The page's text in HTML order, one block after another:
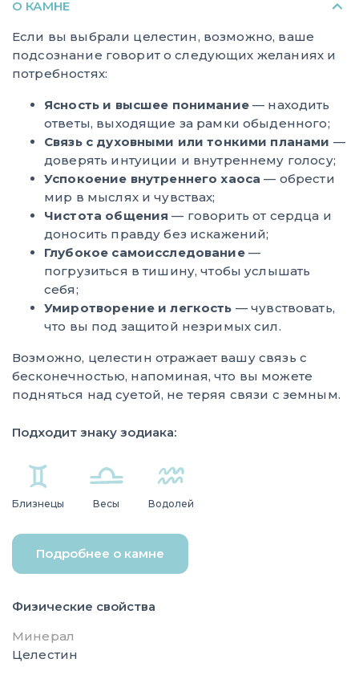
О КАМНЕ
Если вы выбрали целестин, возможно, ваше
подсознание говорит о следующих желаниях и
потребностях:
Ясность и высшее понимание— находить
ответы, выходящие за рамки обыденного;
Связь с духовными или тонкими планами —
доверять интуиции и внутреннему голосу;
Успокоение внутреннего хаоса — обрести
мир в мыслях и чувствах;
Чистота общения — говорить от сердца и
доносить правду без искажений;
Глубокое самоисследование—
погрузиться в тишину, чтобы услышать
себя;
Умиротворение и легкость — чувствовать,
что вы под защитой незримых сил.
Возможно, целестин отражает вашу связь с
бесконечностью, напоминая, что вы можете
подняться над суетой, не теряя связи с земным.
Подходит знаку зодиака:
Близнецы Весы Водолей
Подробнее о камне
Физические свойства
Минерал
Целестин